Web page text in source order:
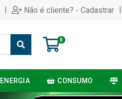
| Não é cliente? - Cadastrar |
0
ENERGIA CONSUMO